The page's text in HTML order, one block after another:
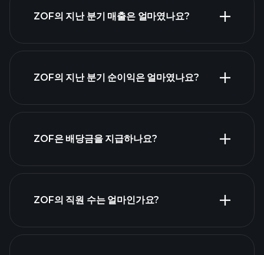
ZOF의 지난 분기 매출은 얼마였나요?
재무제표
ZOF의 지난 분기 순이익은 얼마였나요?
재무제
ZOF은 배당금을 지급하나요?
록
ZOF의 직원 수는 얼마인가요?